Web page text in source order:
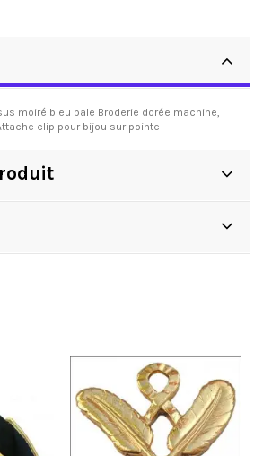
moiré bleu pale Broderie dorée machine,
clip pour bijou sur pointe